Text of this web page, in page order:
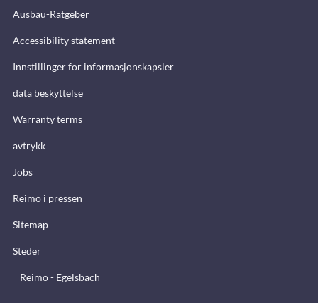
Ausbau-Ratgeber
Accessibility statement
Innstillinger for informasjonskapsler
data beskyttelse
Warranty terms
avtrykk
Jobs
Reimo i pressen
Sitemap
Steder
Reimo - Egelsbach